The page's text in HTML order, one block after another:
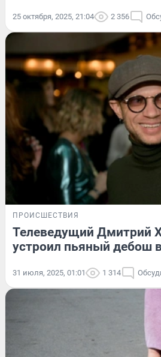
25 октября, 2025, 21:04 2 356
ПРОИСШЕСТВИЯ
Телеведущий Дмитрий
устроил пьяный дебош
31 июля, 2025, 01:01 1 314